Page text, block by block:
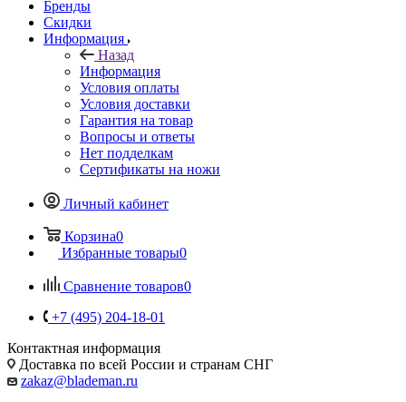
Бренды
Скидки
Информация
Назад
Информация
Условия оплаты
Условия доставки
Гарантия на товар
Вопросы и ответы
Нет подделкам
Сертификаты на ножи
Личный кабинет
Корзина0
Избранные товары0
Сравнение товаров0
+7 (495) 204-18-01
Контактная информация
Доставка по всей России и странам СНГ
zakaz@blademan.ru